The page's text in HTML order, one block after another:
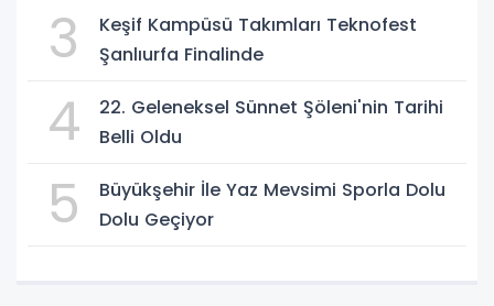
3
Keşif Kampüsü Takımları Teknofest
Şanlıurfa Finalinde
4
22. Geleneksel Sünnet Şöleni'nin Tarihi
Belli Oldu
5
Büyükşehir İle Yaz Mevsimi Sporla Dolu
Dolu Geçiyor